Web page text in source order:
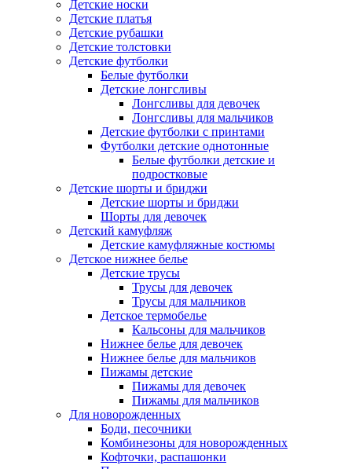
Детские носки
Детские платья
Детские рубашки
Детские толстовки
Детские футболки
Белые футболки
Детские лонгсливы
Лонгсливы для девочек
Лонгсливы для мальчиков
Детские футболки с принтами
Футболки детские однотонные
Белые футболки детские и
подростковые
Детские шорты и бриджи
Детские шорты и бриджи
Шорты для девочек
Детский камуфляж
Детские камуфляжные костюмы
Детское нижнее белье
Детские трусы
Трусы для девочек
Трусы для мальчиков
Детское термобелье
Кальсоны для мальчиков
Нижнее белье для девочек
Нижнее белье для мальчиков
Пижамы детские
Пижамы для девочек
Пижамы для мальчиков
Для новорожденных
Боди, песочники
Комбинезоны для новорожденных
Кофточки, распашонки